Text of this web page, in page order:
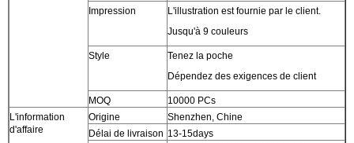
Impression
L'illustration est fournie par le client.
Jusqu'à 9 couleurs
Style
Tenez la poche
Dépendez des exigences de client
MOQ
10000 PCs
L'information
d'affaire
Origine
Shenzhen, Chine
Délai de livraison 13-15days